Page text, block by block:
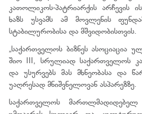
კათოლიკოს-პატრიარქის არჩევის
ხაზს უსვამს ამ მოვლენის
სტაბილურობისა და მშვიდობისთვის.
„საქართველოს ბიზნეს ასოციაცია
შიო III, სრულიად საქართველოს
და უსურვებს მას მხნეობასა და
უაღრესად მნიშვნელოვან ასპარეზზე.
საქართველოს